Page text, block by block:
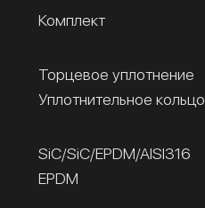
Комплект
Торцевое уплотнение
Уплотнительное кольцо
SiC/SiC/EPDM/AISI316
EPDM